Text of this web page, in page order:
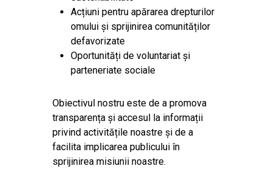
Acțiuni pentru apărarea drepturilor
omului și sprijinirea comunităților
defavorizate
Oportunități de voluntariat și
parteneriate sociale
Obiectivul nostru este de a promova
transparența și accesul la informații
privind activitățile noastre și de a
facilita implicarea publicului în
sprijinirea misiunii noastre.